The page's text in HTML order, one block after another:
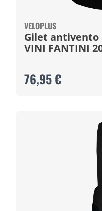
VELOPLUS
Gilet antivento
VINI FANTINI
76,95 €